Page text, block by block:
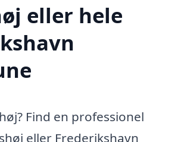
eller hele
Find en professionel
eller Frederikshavn